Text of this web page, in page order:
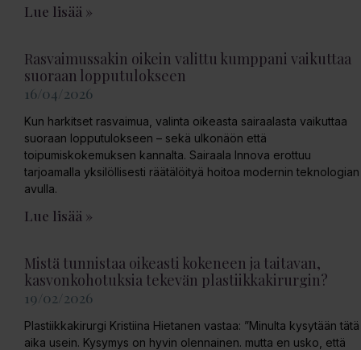
Lue lisää »
Rasvaimussakin oikein valittu kumppani vaikuttaa
suoraan lopputulokseen
16/04/2026
Kun harkitset rasvaimua, valinta oikeasta sairaalasta vaikuttaa
suoraan lopputulokseen – sekä ulkonäön että
toipumiskokemuksen kannalta. Sairaala Innova erottuu
tarjoamalla yksilöllisesti räätälöityä hoitoa modernin teknologian
avulla.
Lue lisää »
Mistä tunnistaa oikeasti kokeneen ja taitavan,
kasvonkohotuksia tekevän plastiikkakirurgin?
19/02/2026
Plastiikkakirurgi Kristiina Hietanen vastaa: ”Minulta kysytään tätä
aika usein. Kysymys on hyvin olennainen. mutta en usko, että